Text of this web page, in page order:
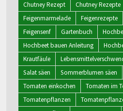
Chutney Rezept
Chutney Rezepte
Feigenmarmelade
Feigenrezepte
Feigensenf
Gartenbuch
Hochbeet bauen Anleitung
Krautfäule
Salat säen
Sommerblumen säen
Tomaten einkochen
Tomaten im
Tomatenpflanzen